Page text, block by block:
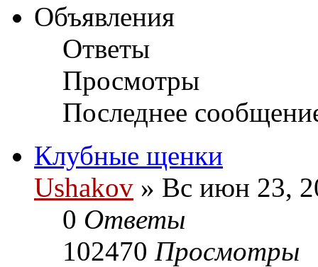
Объявления
Ответы
Просмотры
Последнее
Клубные щенки
Ushakov » Вс июн 23,
0 Ответы
102470 Просмотры